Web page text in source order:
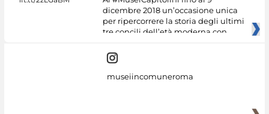
dicembre 2018 un’occasione unica
per ripercorrere la storia degli ultimi
tre concili dell’età moderna con
museiincomuneroma